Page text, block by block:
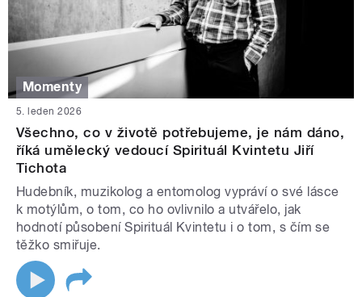
Momenty
5. leden 2026
Všechno, co v životě potřebujeme, je nám dáno,
říká umělecký vedoucí Spirituál Kvintetu Jiří
Tichota
Hudebník, muzikolog a entomolog vypráví o své lásce
k motýlům, o tom, co ho ovlivnilo a utvářelo, jak
hodnotí působení Spirituál Kvintetu i o tom, s čím se
těžko smiřuje.